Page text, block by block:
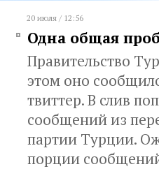
20 июля / 12:56
Одна общая
Правительство
этом оно
твиттер. В слив
сообщений из
партии Турции.
порции